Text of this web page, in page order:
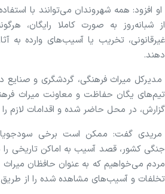
او افزود: همه شهروندان می‌توانند با
از شبانه‌روز به صورت کاملا رایگان،
غیرقانونی، تخریب یا آسیب‌های وارده به
دهند.
مدیرکل میراث فرهنگی، گردشگری و صنایع
تیم‌های یگان حفاظت و معاونت میراث
گزارش، در محل حاضر شده و اقدامات لازم را
مریدی گفت: ممکن است برخی سودجویان
جنگی کشور، قصد آسیب به اماکن تاریخی را
مردم می‌خواهیم که به عنوان حافظان میراث
تخلفات و آسیب‌های مشاهده شده را از طریق